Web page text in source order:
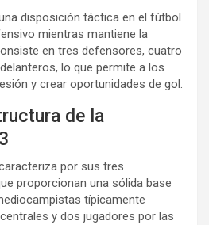
disposición táctica en el fútbol
mientras mantiene la
en tres defensores, cuatro
lo que permite a los
y crear oportunidades de gol.
de la
por sus tres
proporcionan una sólida base
típicamente
y dos jugadores por las